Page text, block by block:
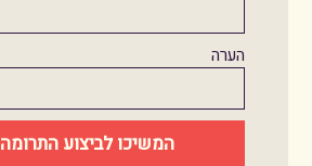
הערה
המשיכו לביצוע התרומה